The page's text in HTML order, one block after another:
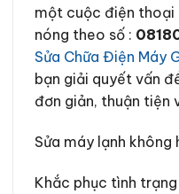
một cuộc điện thoại
nóng theo số :
Sửa Chữa Điện Máy
bạn giải quyết vấn
đơn giản, thuận tiện
Sửa máy lạnh
Khắc phục tình